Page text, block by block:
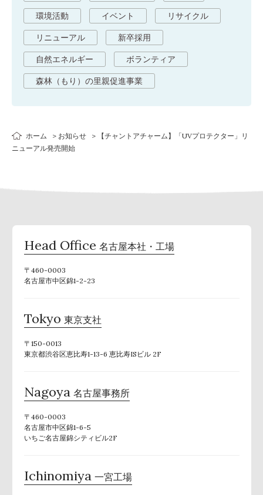
環境活動 イベント リサイクル
リニューアル 新卒採用
自然エネルギー ボランティア
森林（もり）の里親促進事業
ホーム お知らせ
【チャントアチャーム】「UVプロテクター」リ
ニューアル発売開始
Head Office 名古屋本社・工場
〒460-0003
名古屋市中区錦1-2-23
Tokyo 東京支社
〒150-0013
東京都渋谷区恵比寿1-13-6 恵比寿ISビル 2F
Nagoya 名古屋事務所
〒460-0003
名古屋市中区錦1-6-5
いちご名古屋錦シティビル2F
Ichinomiya 一宮工場